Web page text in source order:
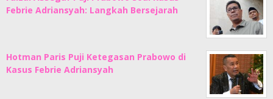
Febrie Adriansyah: Langkah Bersejarah
Hotman Paris Puji Ketegasan Prabowo di
Kasus Febrie Adriansyah